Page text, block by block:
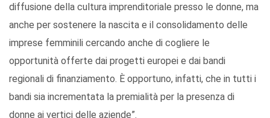
diffusione della cultura imprenditoriale presso le donne, ma
anche per sostenere la nascita e il consolidamento delle
imprese femminili cercando anche di cogliere le
opportunità offerte dai progetti europei e dai bandi
regionali di finanziamento. È opportuno, infatti, che in tutti i
bandi sia incrementata la premialità per la presenza di
donne ai vertici delle aziende”.